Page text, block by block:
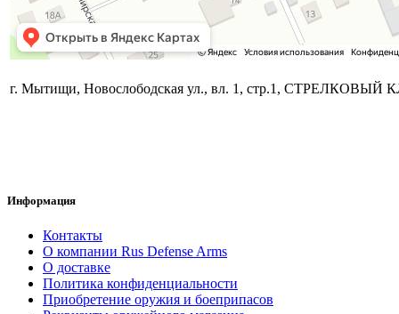
г. Мытищи, Новослободская ул., вл. 1, стр.1, СТРЕЛКОВЫЙ
Информация
Контакты
О компании Rus Defense Arms
О доставке
Политика конфиденциальности
Приобретение оружия и боеприпасов